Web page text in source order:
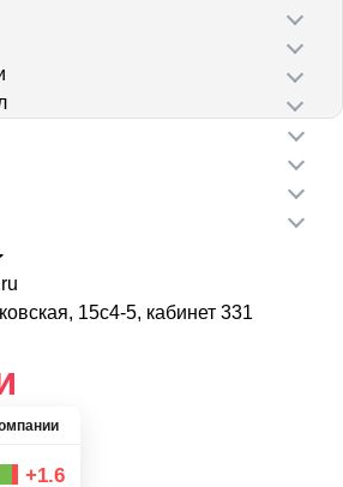
15с4-5, кабинет 331
+1.6